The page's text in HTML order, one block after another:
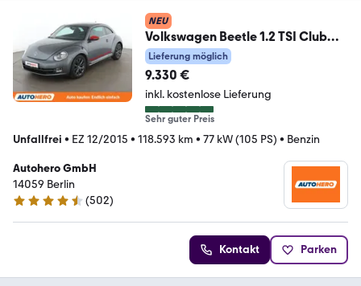
NEU
Volkswagen Beetle 1.2 TSI Club
BMT*NAVI*TEMPO*PDC*
Lieferung möglich
9.330 €
inkl. kostenlose Lieferung
Sehr guter Preis
Unfallfrei • EZ 12/2015 • 118.593 km • 77 kW (105 PS) • Benzin
Autohero GmbH
14059 Berlin
4.5 Sterne
(502)
Kontakt Parken